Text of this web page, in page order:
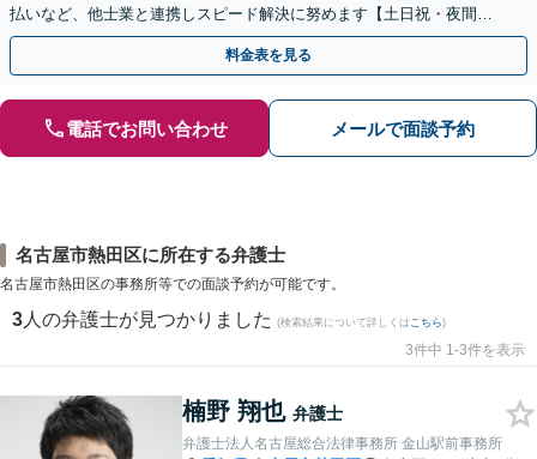
払いなど、他士業と連携しスピード解決に努めます【土日祝・夜間対
応】【オンライン面談可】【完全個室】
料金表を見る
電話でお問い合わせ メールで面談予約
名古屋市熱田区に所在する弁護士
名古屋市熱田区の事務所等での面談予約が可能です。
3 人の弁護士が見つかりました (検索結果について詳しくは こちら)
3件中 1-3件を表示
楠野 翔也 弁護士
弁護士法人名古屋総合法律事務所 金山駅前事務所